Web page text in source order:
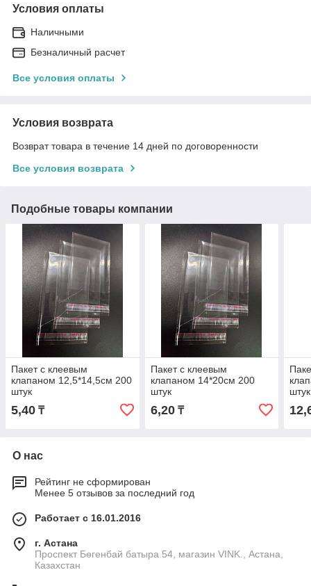
Условия оплаты
Наличными
Безналичный расчет
Все условия оплаты
Условия возврата
Возврат товара в течение 14 дней по договоренности
Все условия возврата
Подобные товары компании
Пакет с клеевым
клапаном 12,5*14,5см 200
штук
5,40 ₸
Пакет с клеевым
клапаном 14*20см 200
штук
6,20₸
штук
О нас
Рейтинг не сформирован
Менее 5 отзывов за последний год
Работает с 16.01.2016
г. Астана
Проспект Бөгенбай батыра 54, магазин VINK., Астана,
Казахстан